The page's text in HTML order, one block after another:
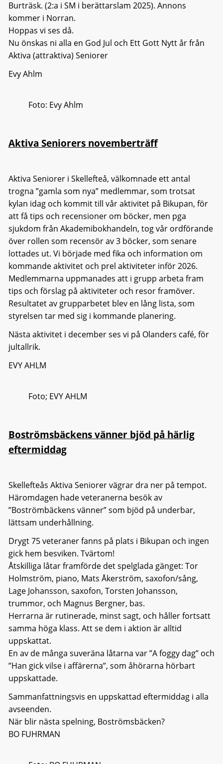
Burträsk. (2:a i SM i berättarslam 2025). Annons
kommer i Norran.
Hoppas vi ses då.
Nu önskas ni alla en God Jul och Ett Gott Nytt år från
Aktiva (attraktiva) Seniorer
Evy Ahlm
Foto: Evy Ahlm
Aktiva Seniorers novemberträff
Aktiva Seniorer i Skellefteå, välkomnade ett antal
trogna ”gamla som nya” medlemmar, som trotsat
kylan idag och kommit till vår aktivitet på Bikupan, för
att få tips och recensioner om böcker, men pga
sjukdom från Akademibokhandeln, tog vår ordförande
över rollen som recensör av 3 böcker, som senare
lottades ut. Vi började med fika och information om
kommande aktivitet och prel aktiviteter inför 2026.
Medlemmarna uppmanades att i grupp arbeta fram
tips och förslag på aktiviteter och resor framöver.
Resultatet av grupparbetet blev en lång lista, som
styrelsen tar med sig i kommande planering.
Nästa aktivitet i december ses vi på Olanders café, för
jultallrik.
EVY AHLM
Foto; EVY AHLM
Boströmsbäckens vänner bjöd på härlig
eftermiddag
Skellefteås Aktiva Seniorer vägrar dra ner på tempot.
Häromdagen hade veteranerna besök av
”Boströmbäckens vänner” som bjöd på underbar,
lättsam underhållning.
Drygt 75 veteraner fanns på plats i Bikupan och ingen
gick hem besviken. Tvärtom!
Åtskilliga låtar framförde det spelglada gänget: Tor
Holmström, piano, Mats Åkerström, saxofon/sång,
Lage Johansson, saxofon, Torsten Johansson,
trummor, och Magnus Bergner, bas.
Herrarna är rutinerade, minst sagt, och håller fortsatt
samma höga klass. Att se dem i aktion är alltid
uppskattat.
En av de många suveräna låtarna var ”A foggy dag” och
”Han gick vilse i affärerna”, som åhörarna hörbart
uppskattade.
Sammanfattningsvis en uppskattad eftermiddag i alla
avseenden.
När blir nästa spelning, Boströmsbäcken?
BO FUHRMAN